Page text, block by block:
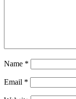
Name *
Email *